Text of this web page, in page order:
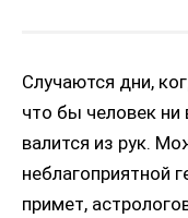
Случаются дни,
что бы человек ни
валится из рук.
неблагоприятной
примет,